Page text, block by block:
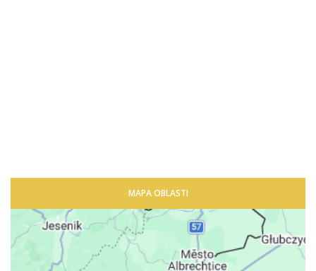
MAPA OBLASTI